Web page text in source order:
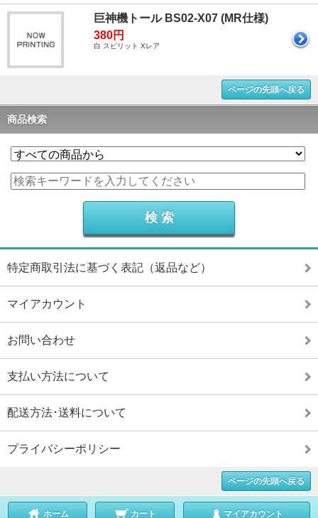
巨神機トール BS02-X07 (MR仕様)
380円
白 スピリット Xレア
ページの先頭へ戻る
商品検索
特定商取引法に基づく表記（返品など）
マイアカウント
お問い合わせ
支払い方法について
配送方法･送料について
プライバシーポリシー
ページの先頭へ戻る
ホーム カート マイアカウント